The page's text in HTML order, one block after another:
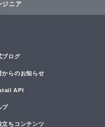
ニア
ブログ
からのお知らせ
API
プ
立ちコンテンツ